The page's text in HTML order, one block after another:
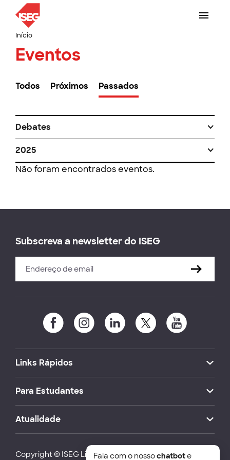
Início
Eventos
Todos Próximos Passados
Debates
2025
Não foram encontrados eventos.
Subscreva a newsletter do ISEG
Links Rápidos
Para Estudantes
Atualidade
Copyright © ISEG Lisbon School of Economics and
Fala com o nossochatbote